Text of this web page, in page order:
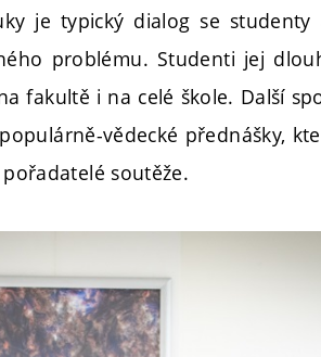
je typický dialog se
problému. Studenti jej
fakultě i na celé škole. Další
vědecké přednášky,
soutěže.